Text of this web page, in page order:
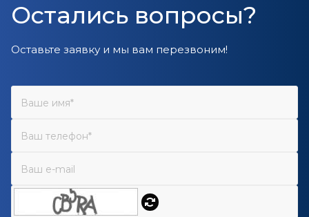
Остались вопросы?
Оставьте заявку и мы вам перезвоним!